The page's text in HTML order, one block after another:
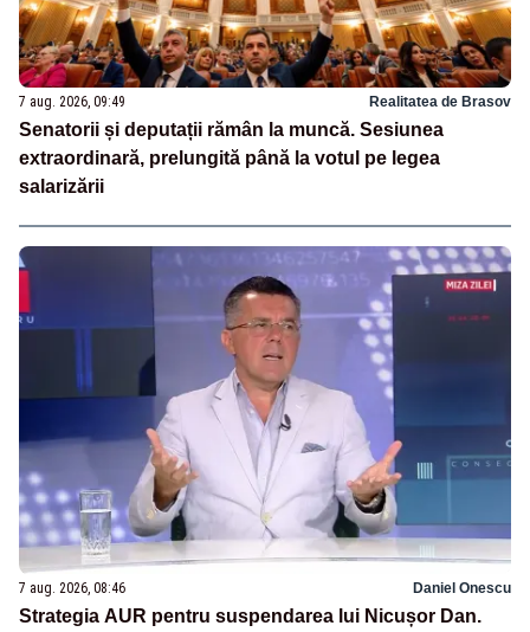
7 aug. 2026, 09:49 Realitatea de Brasov
Senatorii și deputații rămân la muncă. Sesiunea
extraordinară, prelungită până la votul pe legea
salarizării
7 aug. 2026, 08:46 Daniel Onescu
Strategia AUR pentru suspendarea lui Nicușor Dan.